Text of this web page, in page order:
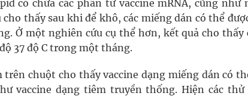
có chứa các phân tử vaccine mRNA, cũng
cho thấy sau khi để khô, các miếng dán có thể
Ở một nghiên cứu cụ thể hơn, kết quả cho thấy
37 độ C trong một tháng.
trên chuột cho thấy vaccine dạng miếng dán có
vaccine dạng tiêm truyền thống. Hiện các